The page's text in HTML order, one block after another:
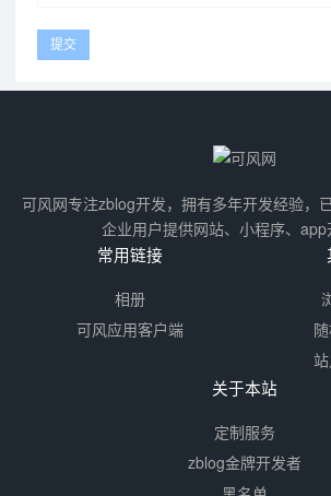
可风网专注zblog开发，拥有多年开发经验，
企业用户提供网站、小程序、app
常用链接
相册
可风应用客户端
关于本站
定制服务
zblog金牌开发者